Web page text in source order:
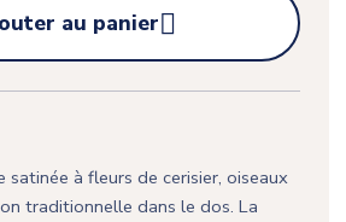

au panier
satinée à fleurs de cerisier, oiseaux
traditionnelle dans le dos. La